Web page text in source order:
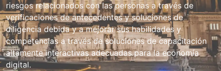
riesgos relacionados con las personas a través de
verificaciones de antecedentes y soluciones de
diligencia debida y a mejorar sus habilidades y
competencias a través de soluciones de capacitación
altamente interactivas adecuadas para la economía
digital.